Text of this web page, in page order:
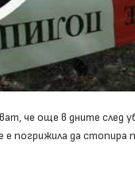
че още в дните след
е погрижила да